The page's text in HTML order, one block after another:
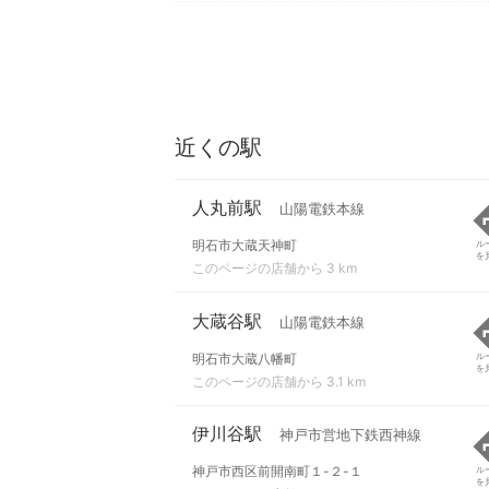
近くの駅
人丸前駅 山陽電鉄本線
明石市大蔵天神町
このページの店舗から 3 km
ル
を
大蔵谷駅 山陽電鉄本線
明石市大蔵八幡町
このページの店舗から 3.1 km
ル
を
伊川谷駅 神戸市営地下鉄西神線
神戸市西区前開南町１-２-１
ル
を